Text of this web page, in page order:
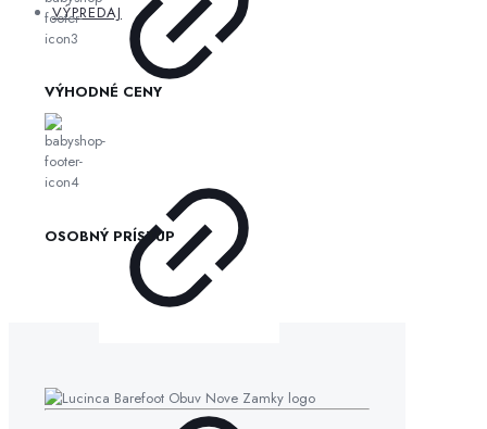
VÝPREDAJ
VÝHODNÉ CENY
OSOBNÝ PRÍSTUP